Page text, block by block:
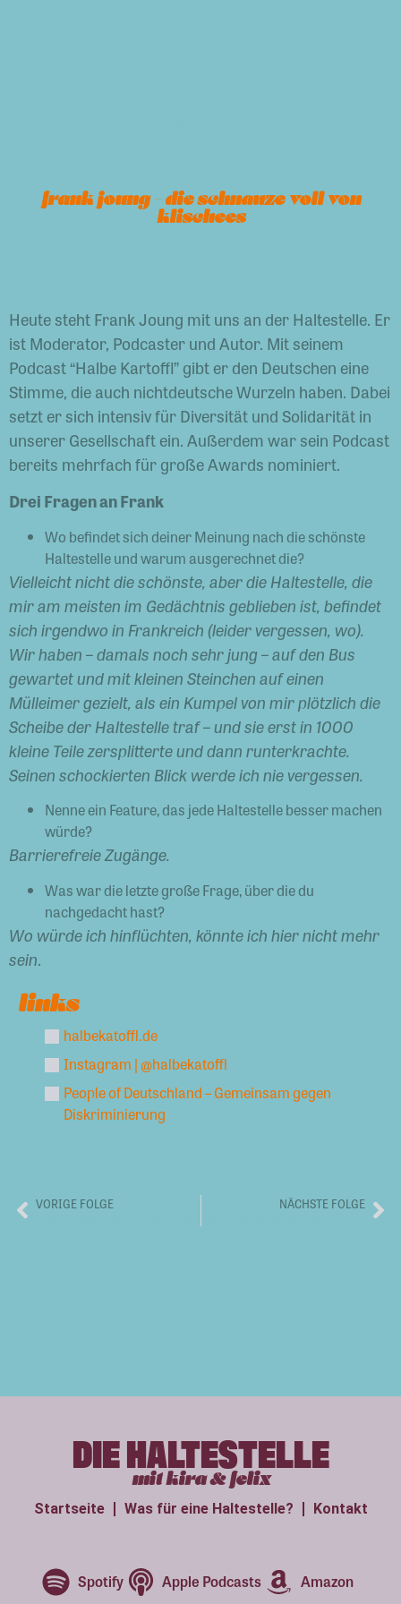
frank joung – die schnauze voll von
klischees
Heute steht Frank Joung mit uns an der Haltestelle. Er
ist Moderator, Podcaster und Autor. Mit seinem
Podcast “Halbe Kartoffl” gibt er den Deutschen eine
Stimme, die auch nichtdeutsche Wurzeln haben. Dabei
setzt er sich intensiv für Diversität und Solidarität in
unserer Gesellschaft ein. Außerdem war sein Podcast
bereits mehrfach für große Awards nominiert.
Drei Fragen an Frank
Wo befindet sich deiner Meinung nach die schönste
Haltestelle und warum ausgerechnet die?
Vielleicht nicht die schönste, aber die Haltestelle, die
mir am meisten im Gedächtnis geblieben ist, befindet
sich irgendwo in Frankreich (leider vergessen, wo).
Wir haben – damals noch sehr jung – auf den Bus
gewartet und mit kleinen Steinchen auf einen
Mülleimer gezielt, als ein Kumpel von mir plötzlich die
Scheibe der Haltestelle traf – und sie erst in 1000
kleine Teile zersplitterte und dann runterkrachte.
Seinen schockierten Blick werde ich nie vergessen.
Nenne ein Feature, das jede Haltestelle besser machen
würde?
Barrierefreie Zugänge.
Was war die letzte große Frage, über die du
nachgedacht hast?
Wo würde ich hinflüchten, könnte ich hier nicht mehr
sein.
links
halbekatoffl.de
Instagram | @halbekatoffl
People of Deutschland – Gemeinsam gegen
Diskriminierung
VORIGE FOLGE NÄCHSTE FOLGE
DIE HALTESTELLE
mit kira & felix
Startseite Was für eine Haltestelle? Kontakt
Spotify Apple Podcasts Amazon